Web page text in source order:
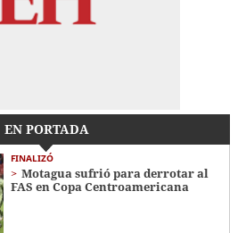
EN PORTADA
FINALIZÓ
Motagua sufrió para derrotar al
FAS en Copa Centroamericana